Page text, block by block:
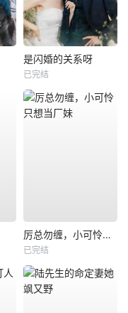
是闪婚的关系呀
已完结
厉总勿缠，小可怜只想当厂妹
已完结